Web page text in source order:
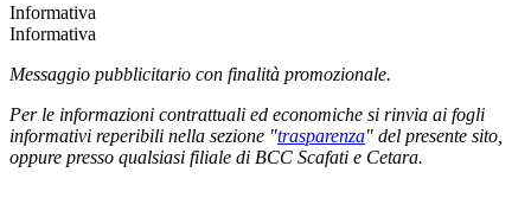
Informativa
Informativa
Messaggio pubblicitario con finalità promozionale.
Per le informazioni contrattuali ed economiche si rinvia ai fogli
informativi reperibili nella sezione "trasparenza" del presente sito,
oppure presso qualsiasi filiale di BCC Scafati e Cetara.